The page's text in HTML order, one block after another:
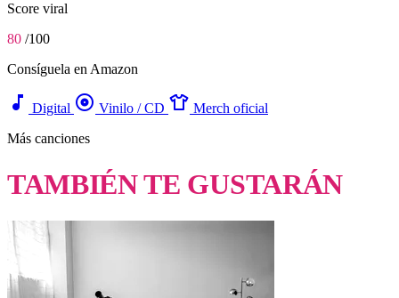
Score viral
80 /100
Consíguela en Amazon
music_note Digital album Vinilo / CD apparel Merch oficial
Más canciones
TAMBIÉN TE GUSTARÁN